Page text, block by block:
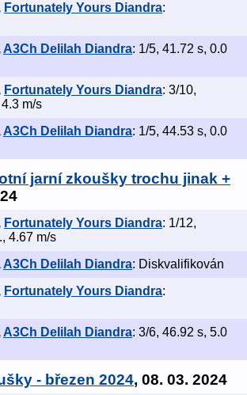
Fortunately Yours Diandra:
A3Ch Delilah Diandra: 1/5, 41.72 s, 0.0
Fortunately Yours Diandra: 3/10,
m/s
A3Ch Delilah Diandra: 1/5, 44.53 s, 0.0
jarní zkoušky trochu jinak +
Fortunately Yours Diandra: 1/12,
4.67 m/s
A3Ch Delilah Diandra: Diskvalifikován
Fortunately Yours Diandra:
A3Ch Delilah Diandra: 3/6, 46.92 s, 5.0
- březen 2024, 08. 03. 2024